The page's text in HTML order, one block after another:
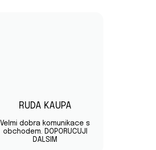
RUDA KAUPA
Velmi dobra komunikace s
obchodem. DOPORUCUJI
DALSIM